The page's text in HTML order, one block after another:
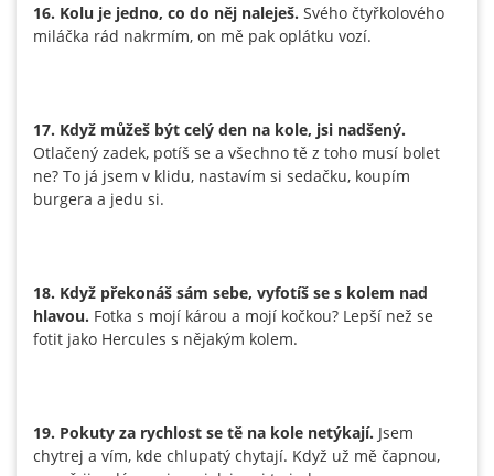
16. Kolu je jedno, co do něj naleješ. Svého čtyřkolového
miláčka rád nakrmím, on mě pak oplátku vozí.
17. Když můžeš být celý den na kole, jsi nadšený.
Otlačený zadek, potíš se a všechno tě z toho musí bolet
ne? To já jsem v klidu, nastavím si sedačku, koupím
burgera a jedu si.
18. Když překonáš sám sebe, vyfotíš se s kolem nad
hlavou. Fotka s mojí károu a mojí kočkou? Lepší než se
fotit jako Hercules s nějakým kolem.
19. Pokuty za rychlost se tě na kole netýkají. Jsem
chytrej a vím, kde chlupatý chytají. Když už mě čapnou,